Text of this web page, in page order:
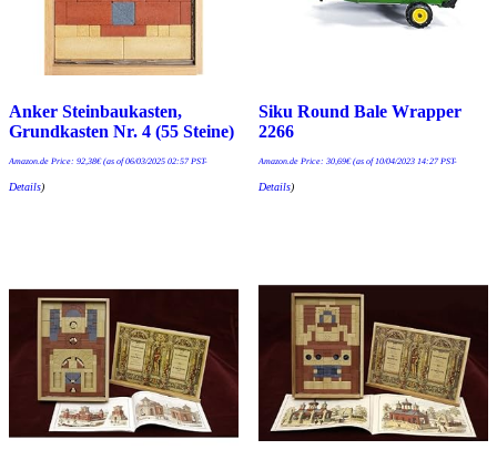
Anker Steinbaukasten,
Grundkasten Nr. 4 (55 Steine)
Amazon.de Price: 92,38€(as of 06/03/2025 02:57 PST-
Details)
Siku Round Bale Wrapper
2266
Amazon.de Price: 30,69€(as of 10/04/2023 14:27 PST-
Details)